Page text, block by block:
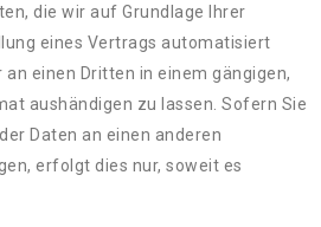
die wir auf Grundlage Ihrer
eines Vertrags automatisiert
einen Dritten in einem gängigen,
aushändigen zu lassen. Sofern Sie
Daten an einen anderen
erfolgt dies nur, soweit es